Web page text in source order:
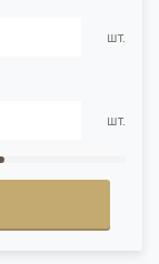
шт.
шт.